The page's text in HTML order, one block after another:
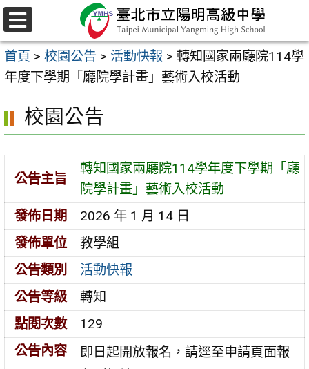
跳
至
主
要
容
區
選
單
首頁 > 校園公告 > 活動快報 > 轉知國家兩廳院114學
年度下學期「廳院學計畫」藝術入校活動
校園公告
公告主旨
轉知國家兩廳院114學年度下學期「廳
院學計畫」藝術入校活動
發佈日期
2026 年 1 月 14 日
發佈單位
教學組
公告類別
活動快報
公告等級
轉知
點閱次數
129
公告內容
即日起開放報名，請逕至申請頁面報